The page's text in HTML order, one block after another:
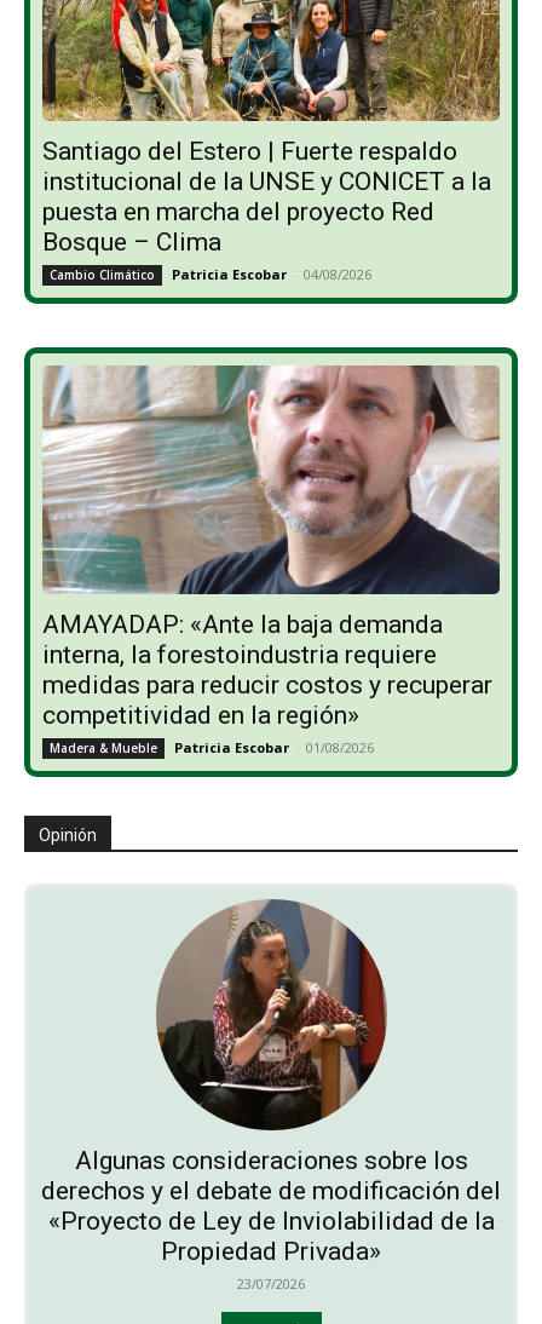
Santiago del Estero | Fuerte respaldo
institucional de la UNSE y CONICET a la
puesta en marcha del proyecto Red
Bosque – Clima
Cambio Climático Patricia Escobar - 04/08/2026
AMAYADAP: «Ante la baja demanda
interna, la forestoindustria requiere
medidas para reducir costos y recuperar
competitividad en la región»
Madera & Mueble Patricia Escobar - 01/08/2026
Opinión
Algunas consideraciones sobre los
derechos y el debate de modificación del
«Proyecto de Ley de Inviolabilidad de la
Propiedad Privada»
23/07/2026